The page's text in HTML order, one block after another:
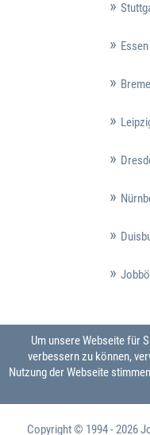
Um unsere Webseite für
verbessern zu können,
Nutzung der Webseite
Copyright © 1994 - 2026